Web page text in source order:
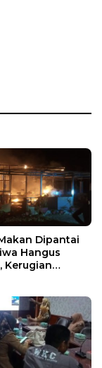
Dipantai
Hangus
Kerugian